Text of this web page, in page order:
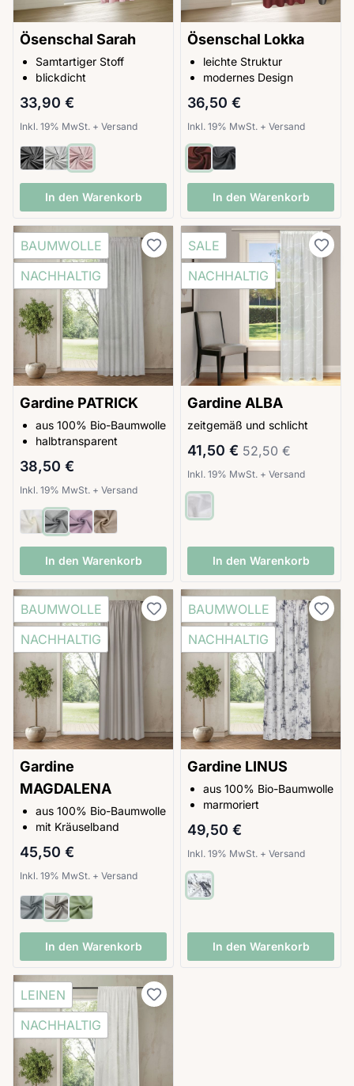
Ösenschal Sarah
Samtartiger Stoff
blickdicht
33,90 €
Inkl. 19% MwSt. + Versand
In den Warenkorb
Ösenschal Lokka
leichte Struktur
modernes Design
36,50 €
Inkl. 19% MwSt. + Versand
In den Warenkorb
BAUMWOLLE
NACHHALTIG
Gardine PATRICK
aus 100% Bio-Baumwolle
halbtransparent
38,50 €
Inkl. 19% MwSt. + Versand
In den Warenkorb
SALE
NACHHALTIG
Gardine ALBA
zeitgemäß und schlicht
Sonderpreis
41,50 € Regulärer Preis
52,50 €
Inkl. 19% MwSt. + Versand
In den Warenkorb
BAUMWOLLE
NACHHALTIG
Gardine
MAGDALENA
aus 100% Bio-Baumwolle
mit Kräuselband
45,50 €
Inkl. 19% MwSt. + Versand
In den Warenkorb
BAUMWOLLE
NACHHALTIG
Gardine LINUS
aus 100% Bio-Baumwolle
marmoriert
49,50 €
Inkl. 19% MwSt. + Versand
In den Warenkorb
LEINEN
NACHHALTIG